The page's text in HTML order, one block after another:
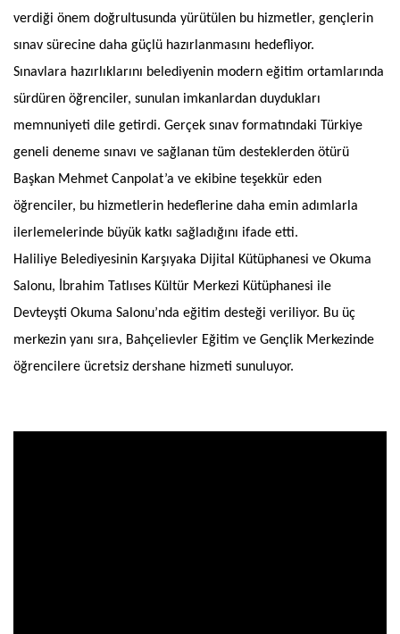
verdiği önem doğrultusunda yürütülen bu hizmetler, gençlerin
sınav sürecine daha güçlü hazırlanmasını hedefliyor.
Sınavlara hazırlıklarını belediyenin modern eğitim ortamlarında
sürdüren öğrenciler, sunulan imkanlardan duydukları
memnuniyeti dile getirdi. Gerçek sınav formatındaki Türkiye
geneli deneme sınavı ve sağlanan tüm desteklerden ötürü
Başkan Mehmet Canpolat’a ve ekibine teşekkür eden
öğrenciler, bu hizmetlerin hedeflerine daha emin adımlarla
ilerlemelerinde büyük katkı sağladığını ifade etti.
Haliliye Belediyesinin Karşıyaka Dijital Kütüphanesi ve Okuma
Salonu, İbrahim Tatlıses Kültür Merkezi Kütüphanesi ile
Devteyşti Okuma Salonu’nda eğitim desteği veriliyor. Bu üç
merkezin yanı sıra, Bahçelievler Eğitim ve Gençlik Merkezinde
öğrencilere ücretsiz dershane hizmeti sunuluyor.